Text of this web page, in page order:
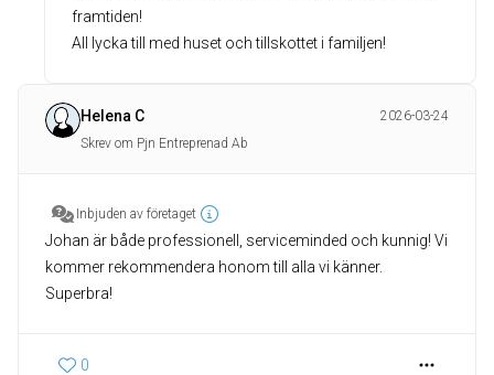
framtiden!
All lycka till med huset och tillskottet i familjen!
Helena C
2026-03-24
Skrev om Pjn Entreprenad Ab
Inbjuden av företaget
Johan är både professionell, serviceminded och kunnig! Vi
kommer rekommendera honom till alla vi känner.
Superbra!
0